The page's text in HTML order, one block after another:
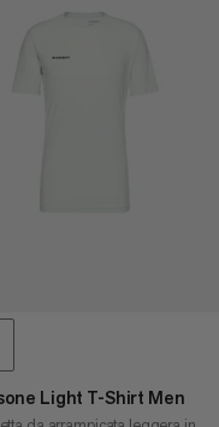
Light T-Shirt Men